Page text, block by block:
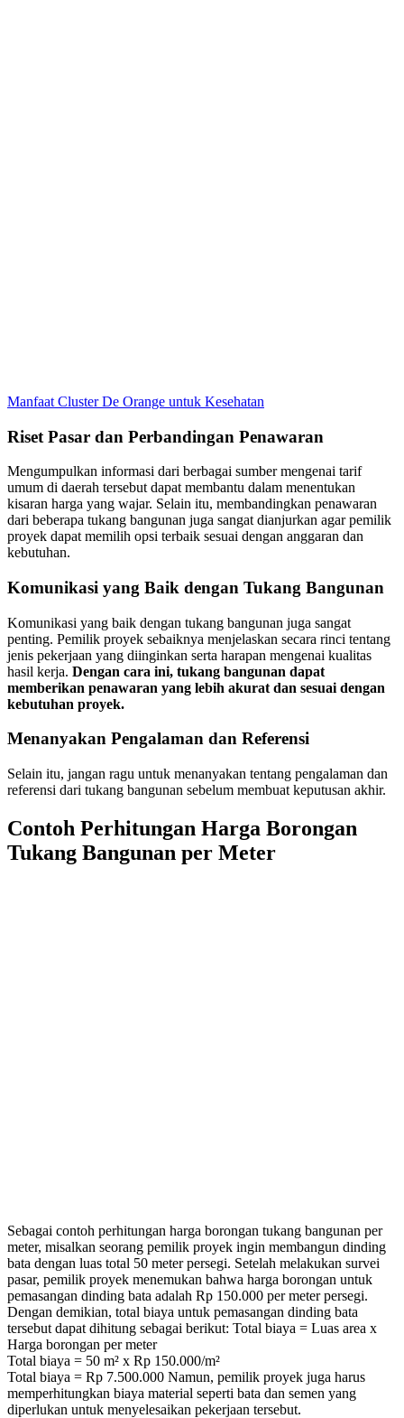
Manfaat Cluster De Orange untuk Kesehatan
Riset Pasar dan Perbandingan Penawaran
Mengumpulkan informasi dari berbagai sumber mengenai tarif
umum di daerah tersebut dapat membantu dalam menentukan
kisaran harga yang wajar. Selain itu, membandingkan penawaran
dari beberapa tukang bangunan juga sangat dianjurkan agar pemilik
proyek dapat memilih opsi terbaik sesuai dengan anggaran dan
kebutuhan.
Komunikasi yang Baik dengan Tukang Bangunan
Komunikasi yang baik dengan tukang bangunan juga sangat
penting. Pemilik proyek sebaiknya menjelaskan secara rinci tentang
jenis pekerjaan yang diinginkan serta harapan mengenai kualitas
hasil kerja. Dengan cara ini, tukang bangunan dapat
memberikan penawaran yang lebih akurat dan sesuai dengan
kebutuhan proyek.
Menanyakan Pengalaman dan Referensi
Selain itu, jangan ragu untuk menanyakan tentang pengalaman dan
referensi dari tukang bangunan sebelum membuat keputusan akhir.
Contoh Perhitungan Harga Borongan
Tukang Bangunan per Meter
Sebagai contoh perhitungan harga borongan tukang bangunan per
meter, misalkan seorang pemilik proyek ingin membangun dinding
bata dengan luas total 50 meter persegi. Setelah melakukan survei
pasar, pemilik proyek menemukan bahwa harga borongan untuk
pemasangan dinding bata adalah Rp 150.000 per meter persegi.
Dengan demikian, total biaya untuk pemasangan dinding bata
tersebut dapat dihitung sebagai berikut: Total biaya = Luas area x
Harga borongan per meter
Total biaya = 50 m² x Rp 150.000/m²
Total biaya = Rp 7.500.000 Namun, pemilik proyek juga harus
memperhitungkan biaya material seperti bata dan semen yang
diperlukan untuk menyelesaikan pekerjaan tersebut.